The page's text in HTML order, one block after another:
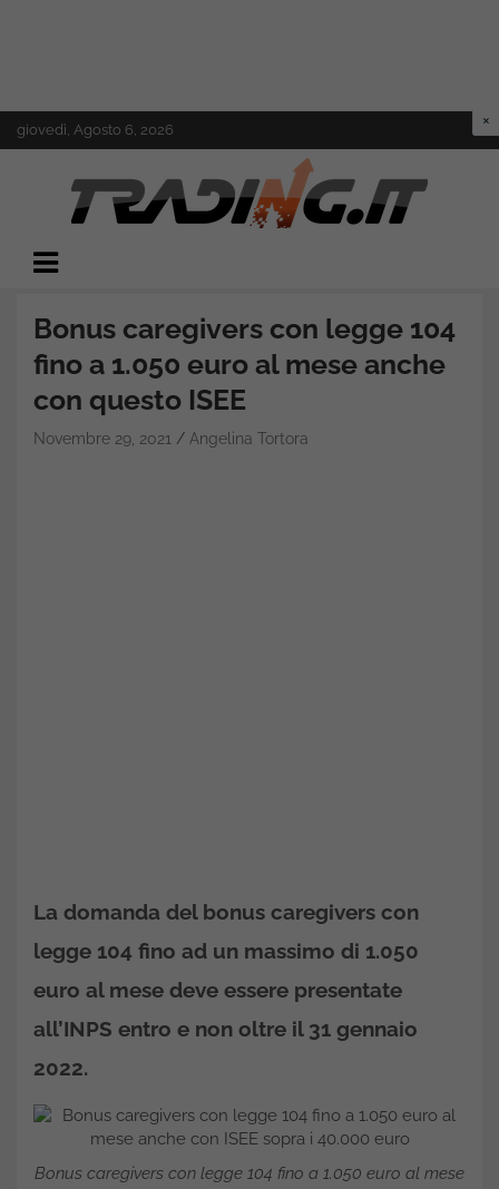
Skip
to
giovedì, Agosto 6, 2026
Trading.it
Bonus caregivers con legge 104
fino a 1.050 euro al mese anche
con questo ISEE
Novembre 29, 2021 Angelina Tortora
La domanda del bonus caregivers con
legge 104 fino ad un massimo di 1.050
euro al mese deve essere presentate
all’INPS entro e non oltre il 31 gennaio
2022.
Bonus caregivers con legge 104 fino a 1.050 euro al mese